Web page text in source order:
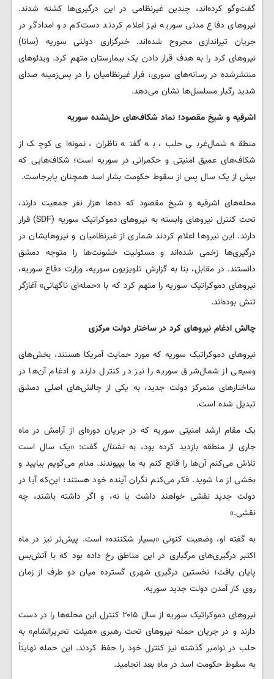
گفت‌وگو کرده‌اند، چندین غیرنظامی در این درگیری‌ها کشته شدند.
نیروهای دفاع مدنی سوریه نیز اعلام کردند دست‌کم دو امدادگر در
جریان تیراندازی مجروح شده‌اند. خبرگزاری دولتی سوریه (سانا)
نیروهای کرد را به هدف قرار دادن یک بیمارستان متهم کرد. ویدئوهای
منتشرشده در رسانه‌های سوری، فرار غیرنظامیان را در پس‌زمینه صدای
شدید رگبار مسلسل‌ها نشان می‌دهد.
اشرفیه و شیخ مقصود؛ نماد شکاف‌های حل‌نشده سوریه
منطقه شمال‌غربی حلب، به گفته ناظران، نمونه‌ای کوچک از
شکاف‌های عمیق امنیتی و حکمرانی در سوریه است؛ شکاف‌هایی که
بیش از یک سال پس از سقوط حکومت بشار اسد همچنان پابرجاست.
محله‌های اشرفیه و شیخ مقصود که ده‌ها هزار نفر جمعیت دارند،
تحت کنترل نیروهای وابسته به نیروهای دموکراتیک سوریه (SDF) قرار
دارند. این نیروها اعلام کردند شماری از غیرنظامیان و نیروهایشان در
درگیری‌ها زخمی شده‌اند و مسئولیت خشونت‌ها را متوجه دمشق
دانستند. در مقابل، بنا به گزارش تلویزیون سوریه، وزارت دفاع سوریه،
نیروهای دموکراتیک سوریه را متهم کرد که با «حمله‌ای ناگهانی» آغازگر
تنش بوده‌اند.
چالش ادغام نیروهای کرد در ساختار دولت مرکزی
نیروهای دموکراتیک سوریه که مورد حمایت آمریکا هستند، بخش‌های
وسیعی از شمال‌شرق سوریه را نیز در کنترل دارند و ادغام آن‌ها در
ساختارهای متمرکز دولت جدید، به یکی از چالش‌های اصلی دمشق
تبدیل شده است.
یک مقام ارشد امنیتی سوریه که در جریان دوره‌ای از آرامش در ماه
جاری از منطقه بازدید کرده بود، بهنشنال گفت: «یک سال است
تلاش می‌کنم آن‌ها را قانع کنم به ما بپیوندند. مدام می‌گویم بیایید و
بخشی از ما شوید. فکر می‌کنم نگران آینده خود هستند؛ این‌که آیا در
دولت جدید نقشی خواهند داشت یا نه، و اگر داشته باشند، چه
نقشی.»
به گفته او، وضعیت کنونی «بسیار شکننده» است. پیش‌تر نیز در ماه
اکتبر درگیری‌های مرگباری در این مناطق رخ داده بود که با آتش‌بس
پایان یافت؛ نخستین درگیری شهری گسترده میان دو طرف از زمان
روی کار آمدن دولت جدید سوریه.
نیروهای دموکراتیک سوریه از سال ۲۰۱۵ کنترل این محله‌ها را در دست
دارند و در جریان حمله نیروهای تحت رهبری «هیئت تحریرالشام» به
حلب در نوامبر گذشته نیز کنترل خود را حفظ کردند. این حمله‌ نهایتاً
به سقوط حکومت اسد در ماه بعد انجامید.